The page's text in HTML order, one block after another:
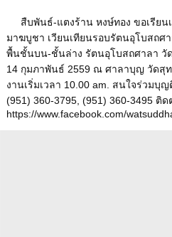
สืบพันธ์-แตงร้าน หงษ์ทอง ขอเรีย
มาฆบูชา เวียนเทียนรอบรัตนอุโบสถศ
พื้นชั้นบน-ชั้นล่าง รัตนอุโบสถศาลา วั
14 กุมภาพันธ์ 2559 ณ ศาลาบุญ วัดสุท
งานเริ่มเวลา 10.00 am. สนใจร่วมบุ
(951) 360-3795, (951) 360-3495 ติ
https://www.facebook.com/